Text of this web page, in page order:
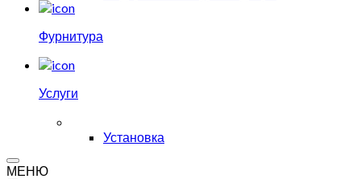
Фурнитура
Услуги
Установка
МЕНЮ